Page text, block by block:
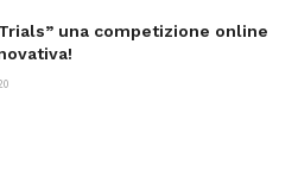
una competizione online